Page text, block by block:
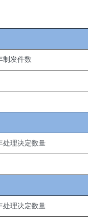
制发件数
处理决定数量
处理决定数量